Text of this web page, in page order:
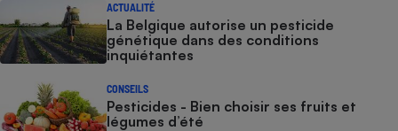
ACTUALITÉ
La Belgique autorise un pesticide
génétique dans des conditions
inquiétantes
CONSEILS
Pesticides - Bien choisir ses fruits et
légumes d’été